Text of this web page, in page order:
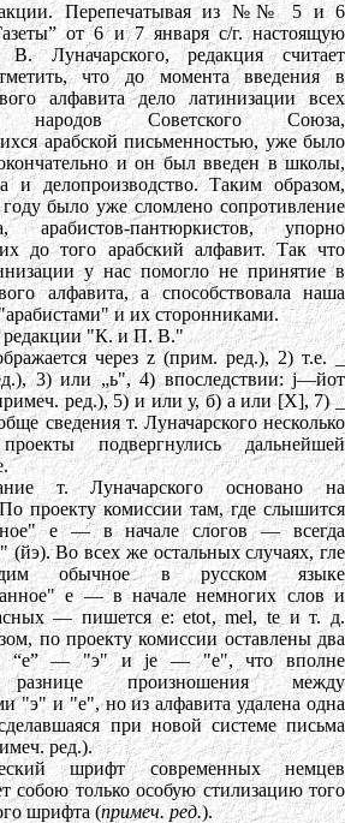
Перепечатывая из №№ 5 и 6
от 6 и 7 января с/г. настоящую
Луначарского, редакция считает
что до момента введения в
алфавита дело латинизации всех
народов Советского Союза,
арабской письменностью, уже было
и он был введен в школы,
и делопроизводство. Таким образом,
было уже сломлено сопротивление
арабистов-пантюркистов, упорно
до того арабский алфавит. Так что
у нас помогло не принятие в
алфавита, а способствовала наша
и их сторонниками.
редакции "К. и П. В."
через z (прим. ред.), 2) т.е. _
3) или „ь", 4) впоследствии: j—йот
ред.), 5) и или у, б) а или [X], 7) _
сведения т. Луначарского несколько
подвергнулись дальнейшей
т. Луначарского основано на
проекту комиссии там, где слышится
е — в начале слогов — всегда
(йэ). Во всех же остальных случаях, гле
обычное в русском языке
е — в начале немногих слов и
— пишется е: еtоt, mеl, tе и т. д.
по проекту комиссии оставлены два
“e” — "э" и jе — "е", что вполне
разнице произношения между
"э" и "е", но из алфавита удалена одна
при новой системе письма
ред.).
шрифт современных немцев
собою только особую стилизацию того
шрифта (примеч. ред.).